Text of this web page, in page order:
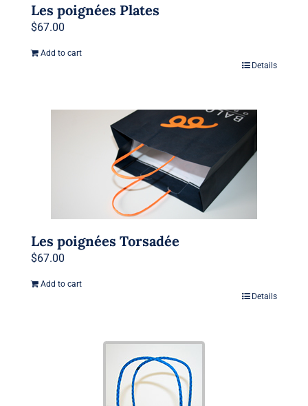
Les poignées Plates
$67.00
Add to cart
Details
Les poignées Torsadée
$67.00
Add to cart
Details